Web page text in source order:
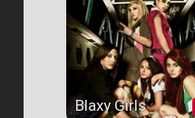
Blaxy Girls